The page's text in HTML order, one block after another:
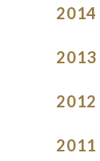
2014
2013
2012
2011